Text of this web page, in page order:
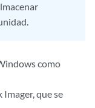
como
que se